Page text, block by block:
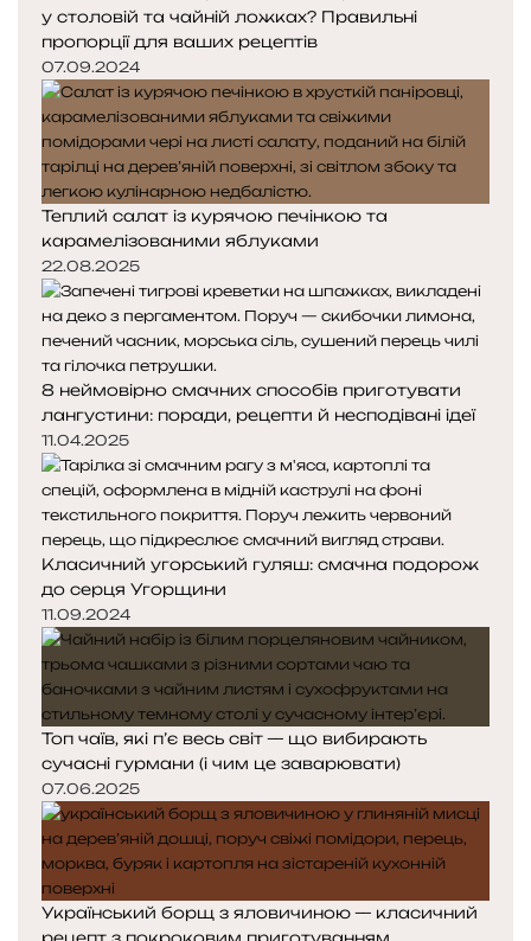
у столовій та чайній ложках? Правильні
пропорції для ваших рецептів
07.09.2024
Теплий салат із курячою печінкою та
карамелізованими яблуками
22.08.2025
8 неймовірно смачних способів приготувати
лангустини: поради, рецепти й несподівані ідеї
11.04.2025
Класичний угорський гуляш: смачна подорож
до серця Угорщини
11.09.2024
Топ чаїв, які п’є весь світ — що вибирають
сучасні гурмани (і чим це заварювати)
07.06.2025
Український борщ з яловичиною — класичний